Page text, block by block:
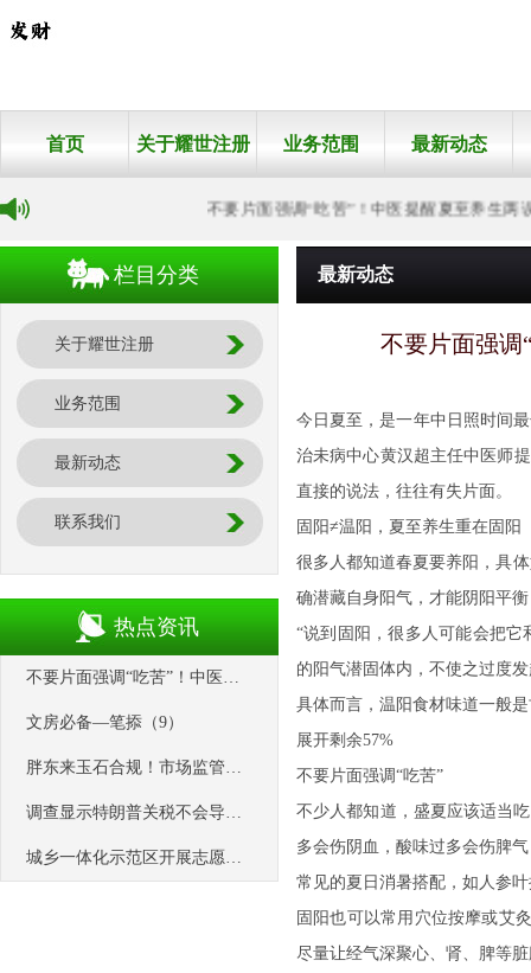
首页 关于耀世注册 业务范围 最新动态
不要片面强调“吃苦”！中医提醒夏至养生两误
栏目分类
关于耀世注册
业务范围
最新动态
联系我们
热点资讯
不要片面强调“吃苦”！中医提醒夏至养生两误区_黄汉超_人参_温阳
文房必备—笔掭（9）
胖东来玉石合规！市场监管部门：平均毛利率不超20％
调查显示特朗普关税不会导致供应链回迁美国
城乡一体化示范区开展志愿服务助农活动
最新动态
不要片面强调
今日夏至，是一年中日照时间
治未病中心黄汉超主任中医师
直接的说法，往往有失片面。
固阳≠温阳，夏至养生重在固阳
很多人都知道春夏要养阳，具
确潜藏自身阳气，才能阴阳平
“说到固阳，很多人可能会把
的阳气潜固体内，不使之过度
具体而言，温阳食材味道一般
展开剩余57%
不要片面强调“吃苦”
不少人都知道，盛夏应该适当
多会伤阴血，酸味过多会伤脾
常见的夏日消暑搭配，如人参
固阳也可以常用穴位按摩或艾
尽量让经气深聚心、肾、脾等